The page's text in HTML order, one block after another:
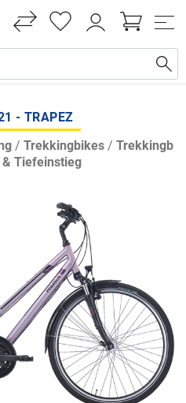
- TRAPEZ
/ Trekkingbikes/ Trekkingb
Tiefeinstieg